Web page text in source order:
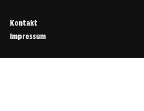
Kontakt
Impressum